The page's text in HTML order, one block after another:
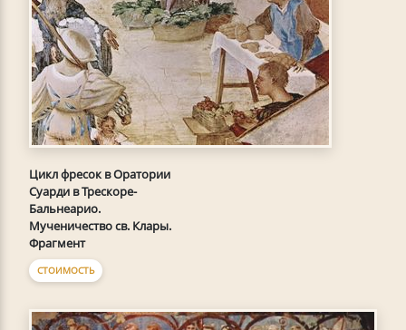
Цикл фресок в Оратории
Суарди в Трескоре-
Бальнеарио.
Мученичество св. Клары.
Фрагмент
СТОИМОСТЬ